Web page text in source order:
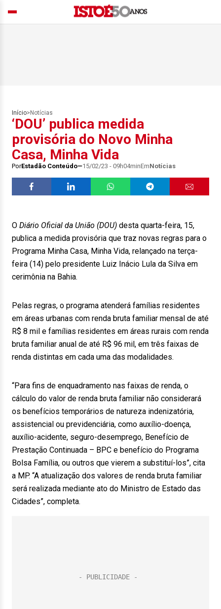
Início> Notícias
‘DOU’ publica medida
provisória do Novo Minha
Casa, Minha Vida
PorEstadão Conteúdo 15/02/23 - 09h04minEmNotícias
O Diário Oficial da União (DOU) desta quarta-feira, 15,
publica a medida provisória que traz novas regras para o
Programa Minha Casa, Minha Vida, relançado na terça-
feira (14) pelo presidente Luiz Inácio Lula da Silva em
cerimônia na Bahia.
Pelas regras, o programa atenderá famílias residentes
em áreas urbanas com renda bruta familiar mensal de até
R$ 8 mil e famílias residentes em áreas rurais com renda
bruta familiar anual de até R$ 96 mil, em três faixas de
renda distintas em cada uma das modalidades.
“Para fins de enquadramento nas faixas de renda, o
cálculo do valor de renda bruta familiar não considerará
os benefícios temporários de natureza indenizatória,
assistencial ou previdenciária, como auxílio-doença,
auxílio-acidente, seguro-desemprego, Benefício de
Prestação Continuada – BPC e benefício do Programa
Bolsa Família, ou outros que vierem a substituí-los”, cita
a MP. “A atualização dos valores de renda bruta familiar
será realizada mediante ato do Ministro de Estado das
Cidades”, completa.